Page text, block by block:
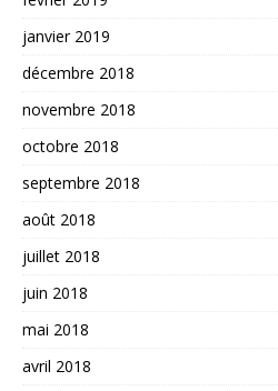
janvier 2019
décembre 2018
novembre 2018
octobre 2018
septembre 2018
août 2018
juillet 2018
juin 2018
mai 2018
avril 2018